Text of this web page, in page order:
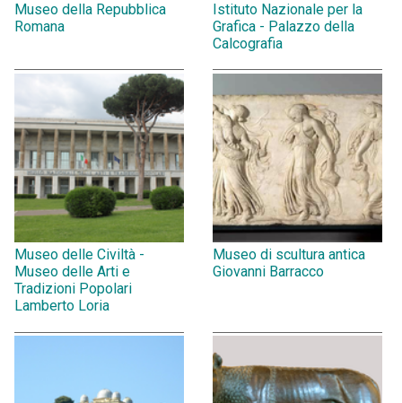
Museo della Repubblica
Romana
Istituto Nazionale per la
Grafica - Palazzo della
Calcografia
Museo delle Civiltà -
Museo delle Arti e
Tradizioni Popolari
Lamberto Loria
Museo di scultura antica
Giovanni Barracco